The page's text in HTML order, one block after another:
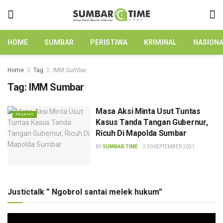
HOME SUMBAR PERISTIWA KRIMINAL
Home Tag IMM Sumbar
Tag: IMM Sumbar
PADANG
Masa Aksi Minta Usut Tuntas
Kasus Tanda Tangan Gubernur,
Ricuh Di Mapolda Sumbar
BY SUMBAR TIME 30 SEPTEMBER 2021
Justictalk ” Ngobrol santai melek hukum”